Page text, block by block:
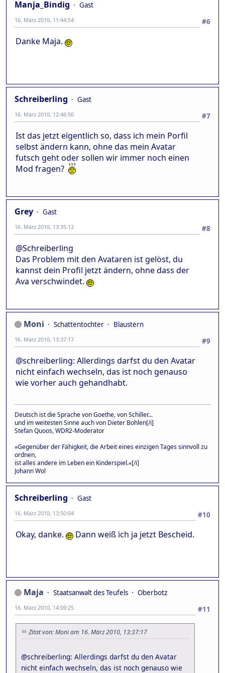
Manja_Bindig
Gast
#6
16. März 2010, 11:44:54
Danke Maja.
Schreiberling
Gast
#7
16. März 2010, 12:46:50
Ist das jetzt eigentlich so, dass ich mein Porfil
selbst ändern kann, ohne das mein Avatar
futsch geht oder sollen wir immer noch einen
Mod fragen?
Grey
Gast
#8
16. März 2010, 13:35:12
@Schreiberling
Das Problem mit den Avataren ist gelöst, du
kannst dein Profil jetzt ändern, ohne dass der
Ava verschwindet.
Moni Schattentochter
Blaustern
#9
16. März 2010, 13:37:17
@schreiberling: Allerdings darfst du den Avatar
nicht einfach wechseln, das ist noch genauso
wie vorher auch gehandhabt.
Deutsch ist die Sprache von Goethe, von Schiller...
und im weitesten Sinne auch von Dieter Bohlen[/i]
Stefan Quoos, WDR2-Moderator
»Gegenüber der Fähigkeit, die Arbeit eines einzigen Tages sinnvoll zu
ordnen,
ist alles andere im Leben ein Kinderspiel.«[/i]
Johann Wol
Schreiberling
Gast
#10
16. März 2010, 13:50:04
Okay, danke. Dann weiß ich ja jetzt Bescheid.
Maja Staatsanwalt des Teufels
Oberbotz
#11
16. März 2010, 14:09:25
Zitat von: Moni am 16. März 2010, 13:37:17
@schreiberling: Allerdings darfst du den Avatar
nicht einfach wechseln, das ist noch genauso wie